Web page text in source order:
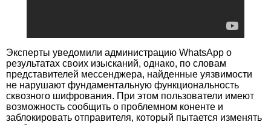
Эксперты уведомили администрацию WhatsApp о
результатах своих изысканий, однако, по словам
представителей мессенджера, найденные уязвимости
не нарушают фундаментальную функциональность
сквозного шифрования. При этом пользователи имеют
возможность сообщить о проблемном коненте и
заблокировать отправителя, который пытается изменять